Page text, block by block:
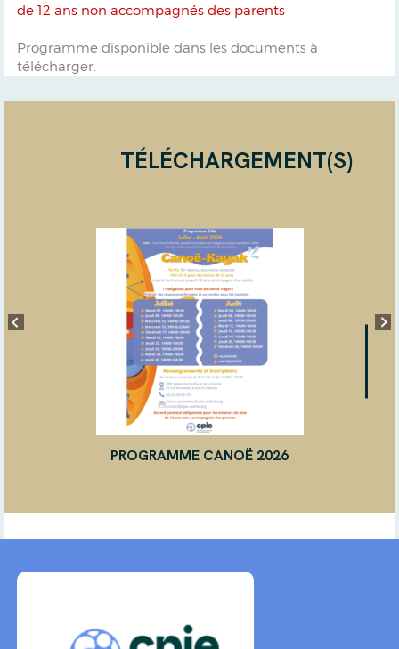
de 12 ans non accompagnés des parents
Programme disponible dans les documents à
télécharger.
TÉLÉCHARGEMENT(S)
PROGRAMME CANOË 2026